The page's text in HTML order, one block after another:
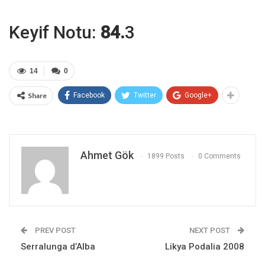
Keyif Notu: 84.3
0
14
Share Facebook Twitter Google+
Ahmet Gök 1899 Posts 0 Comments
PREV POST
Serralunga d’Alba
NEXT POST
Likya Podalia 2008